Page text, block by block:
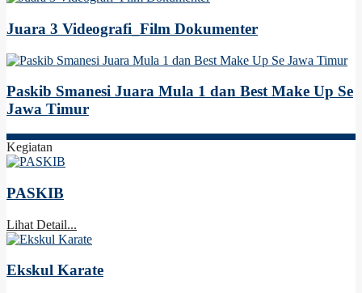
Juara 3 Videografi_Film Dokumenter
Paskib Smanesi Juara Mula 1 dan Best Make Up Se
Jawa Timur
Kegiatan
PASKIB
Lihat Detail...
Ekskul Karate